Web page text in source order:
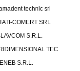
technic srl
COMERT SRL
S.R.L.
TEC
S.R.L.